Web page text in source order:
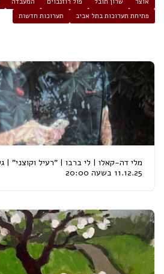
פתיחת תערוכות בתל אביב
תערוכות חדשות
11.12.25 בשעה 20:00